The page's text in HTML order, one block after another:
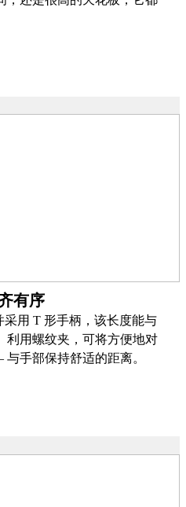
有序
采用 T 形手柄，该长度能与
利用螺纹夹，可将方便地对
手部保持舒适的距离。